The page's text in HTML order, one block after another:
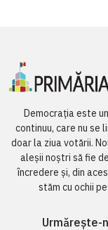
Democrația este
continuu, care nu se
doar la ziua votării.
aleșii noștri să fie
încredere și, din
stăm cu ochii
Urmărește-